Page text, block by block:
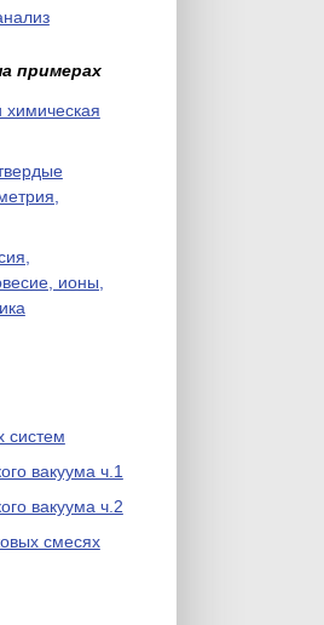
примерах
химическая
ионы,
систем
вакуума ч.1
вакуума ч.2
смесях